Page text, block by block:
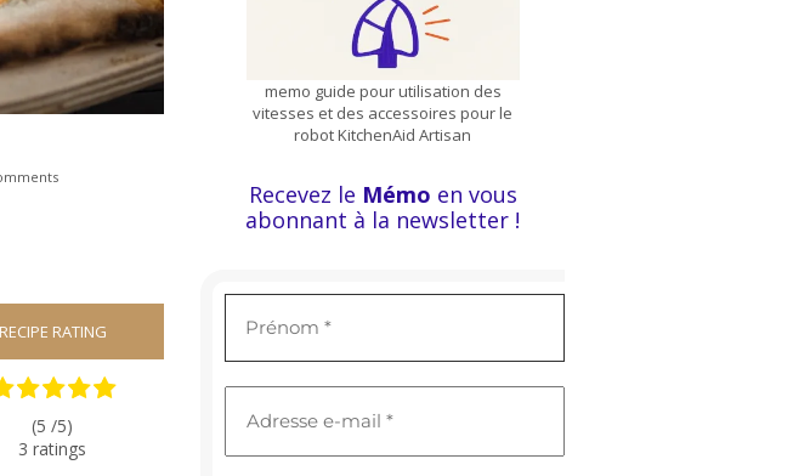
RECIPE RATING
(5 /5)
3ratings
memo guide pour utilisation des
vitesses et des accessoires pour le
robot KitchenAid Artisan
Recevez le Mémo en vous
abonnant à la newsletter !